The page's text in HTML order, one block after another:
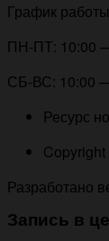
График
ПН-ПТ: 10:00
СБ-ВС: 10:00
Ресурс
Разработано
Запись в